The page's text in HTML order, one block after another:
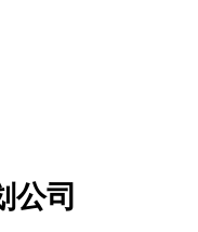
公司